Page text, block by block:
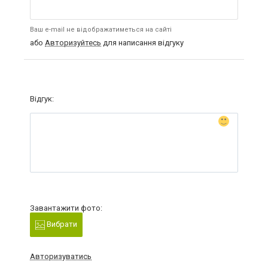
Ваш e-mail не відображатиметься на сайті
або Авторизуйтесь для написання відгуку
Відгук:
Завантажити фото:
Вибрати
Авторизуватись